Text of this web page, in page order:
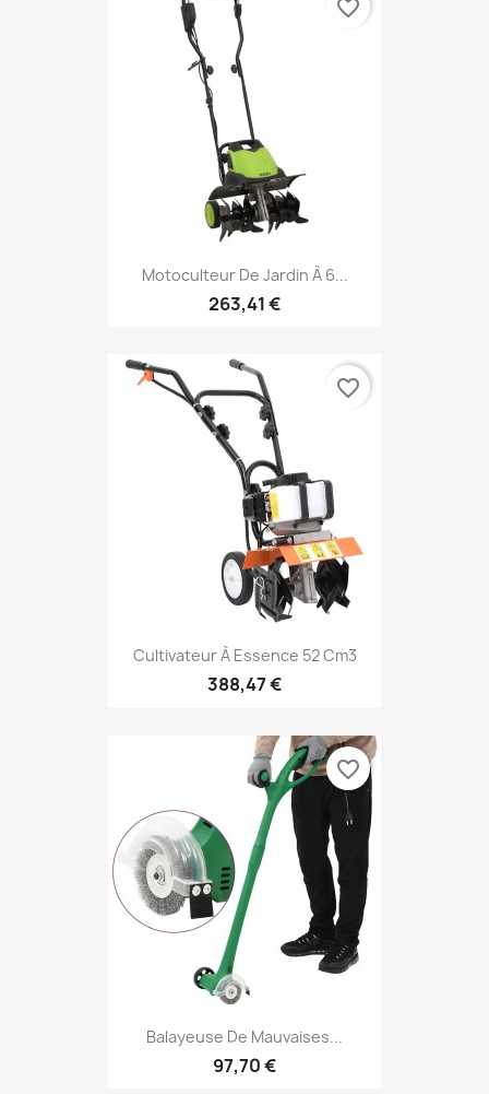
Motoculteur De Jardin À 6...
263,41 €
favorite_border
Cultivateur À Essence 52 Cm3
388,47 €
favorite_border
Balayeuse De Mauvaises...
97,70 €
favorite_border